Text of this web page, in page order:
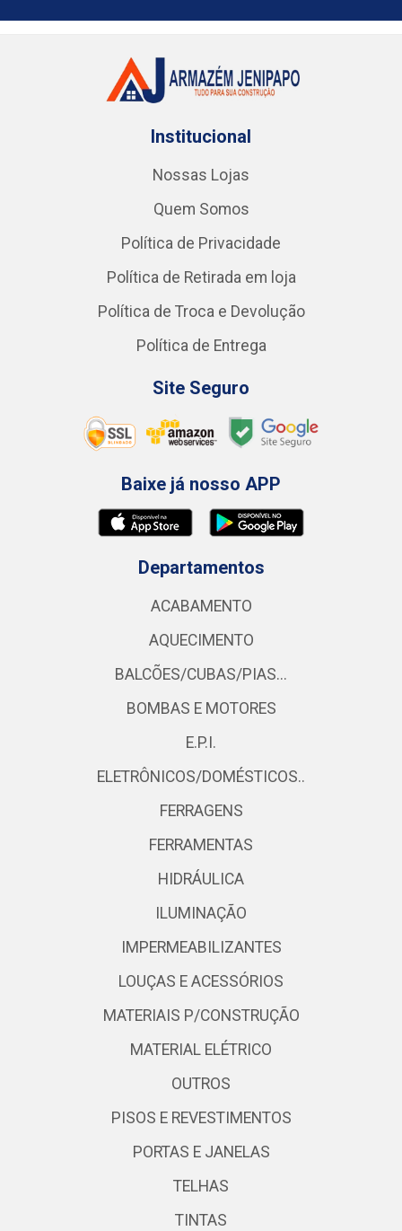
Institucional
Nossas Lojas
Quem Somos
Política de Privacidade
Política de Retirada em loja
Política de Troca e Devolução
Política de Entrega
Site Seguro
Baixe já nosso APP
Departamentos
ACABAMENTO
AQUECIMENTO
BALCÕES/CUBAS/PIAS...
BOMBAS E MOTORES
E.P.I.
ELETRÔNICOS/DOMÉSTICOS..
FERRAGENS
FERRAMENTAS
HIDRÁULICA
ILUMINAÇÃO
IMPERMEABILIZANTES
LOUÇAS E ACESSÓRIOS
MATERIAIS P/CONSTRUÇÃO
MATERIAL ELÉTRICO
OUTROS
PISOS E REVESTIMENTOS
PORTAS E JANELAS
TELHAS
TINTAS